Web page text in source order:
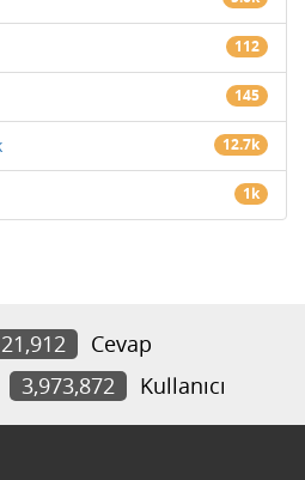
112
145
12.7k
1k
21,912
Cevap
3,973,872 Kullanıcı